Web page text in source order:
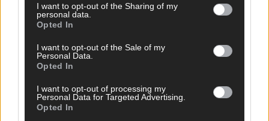
I want to opt-out of the Sharing of my
personal data.
Opted In
I want to opt-out of the Sale of my
Personal Data.
Opted In
I want to opt-out of processing my
Personal Data for Targeted Advertising.
Opted In
SCHNELL ZUM RESSORT
Nachrichten
Ratgeber
Wissen